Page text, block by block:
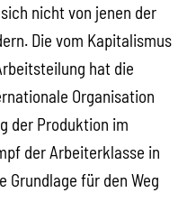
nicht von jenen der
Die vom Kapitalismus
hat die
Organisation
der Produktion im
der Arbeiterklasse in
Grundlage für den Weg